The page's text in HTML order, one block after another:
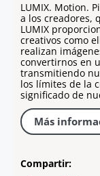
LUMIX. Motion.
a los creadores,
LUMIX
creativos como
realizan
convertirnos en
transmitiendo
los límites de la
significado de
Más
Compartir: